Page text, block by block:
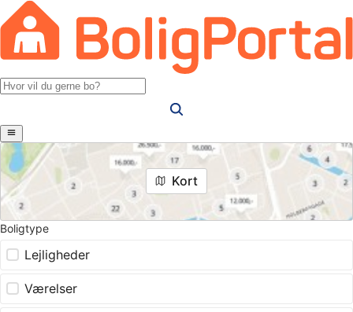
Kort
Boligtype
Lejligheder
Værelser